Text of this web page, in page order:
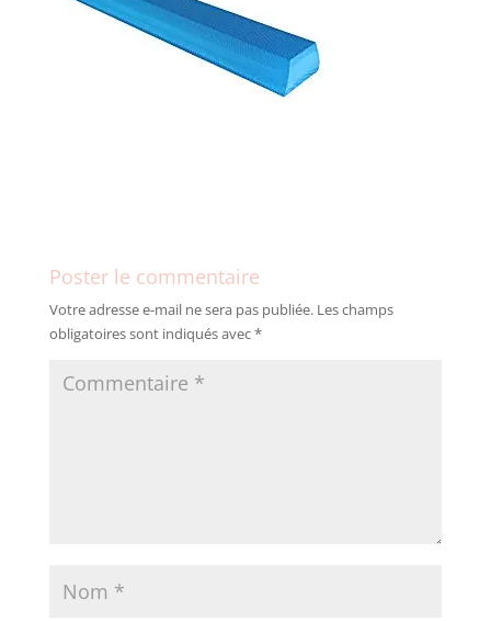
Poster le commentaire
Votre adresse e-mail ne sera pas publiée. Les champs
obligatoires sont indiqués avec*